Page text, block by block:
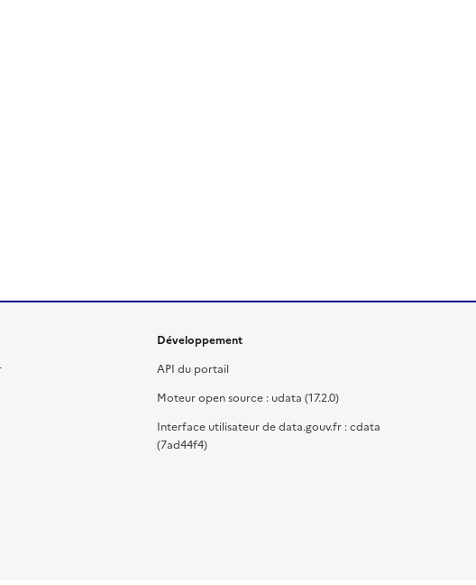
Développement
API du portail
Moteur open source : udata (17.2.0)
Interface utilisateur de data.gouv.fr : cdata
(7ad44f4)